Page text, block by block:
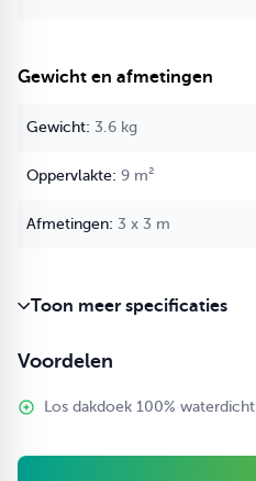
Gewicht en afmetingen
3.6 kg
9 m²
3 x 3 m
Toon meer specificaties
Voordelen
Los dakdoek 100% waterdicht